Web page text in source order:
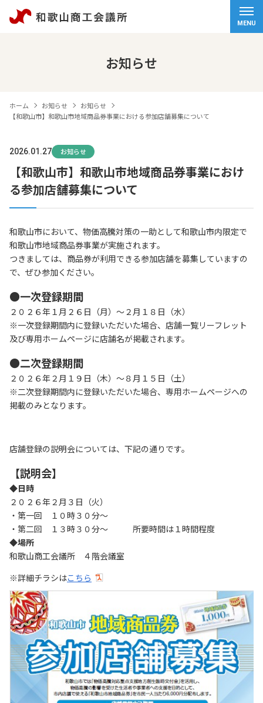
MENU
お知らせ
ホーム お知らせ
お知らせ
【和歌山市】和歌山市地域商品券事業における参加店舗募集について
2026.01.27 お知らせ
【和歌山市】和歌山市地域商品券事業におけ
る参加店舗募集について
和歌山市において、物価高騰対策の一助として和歌山市内限定で
和歌山市地域商品券事業が実施されます。
つきましては、商品券が利用できる参加店舗を募集していますの
で、ぜひ参加ください。
●一次登録期間
２０２６年１月２６日（月）～２月１８日（水）
※一次登録期間内に登録いただいた場合、店舗一覧リーフレット
及び専用ホームページに店舗名が掲載されます。
●二次登録期間
２０２６年２月１９日（木）～８月１５日（土）
※二次登録期間内に登録いただいた場合、専用ホームページへの
掲載のみとなります。
店舗登録の説明会については、下記の通りです。
【説明会】
◆日時
２０２６年２月３日（火）
・第一回 １０時３０分～
・第二回 １３時３０分～ 所要時間は１時間程度
◆場所
和歌山商工会議所 ４階会議室
※詳細チラシはこちら
ホーム
経営サポート
検定試験
観光・物産
個人情報保護方針
情報セキュリティ基本方針
リンク集
073-422-1111
（受付時間：平日9:00～17:30）
お問い合わせ